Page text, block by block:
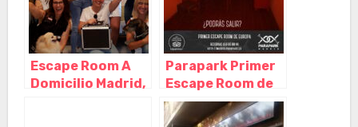
Escape Room A
Domicilio Madrid,
Parapark Primer
Escape Room de
Madrid, Madrid –
Madrid